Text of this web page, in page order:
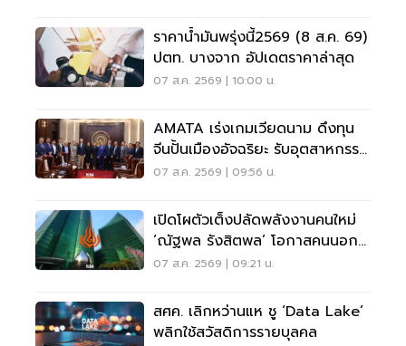
ราคาน้ำมันพรุ่งนี้2569 (8 ส.ค. 69)
ปตท. บางจาก อัปเดตราคาล่าสุด
07 ส.ค. 2569 | 10:00 น.
AMATA เร่งเกมเวียดนาม ดึงทุน
จีนปั้นเมืองอัจฉริยะ รับอุตสาหกรรม
ไฮเทค
07 ส.ค. 2569 | 09:56 น.
เปิดโผตัวเต็งปลัดพลังงานคนใหม่
‘ณัฐพล รังสิตพล’ โอกาสคนนอก
มาแรง 95%
07 ส.ค. 2569 | 09:21 น.
สศค. เลิกหว่านแห ชู ‘Data Lake’
พลิกใช้สวัสดิการรายบุลคล